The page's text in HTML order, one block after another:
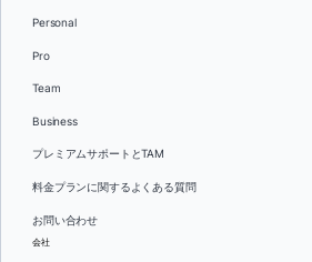
Personal
Pro
Team
Business
プレミアムサポートとTAM
料金プランに関するよくある質問
お問い合わせ
会社